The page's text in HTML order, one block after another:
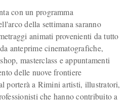
con un programma
della settimana saranno
animati provenienti da tutto
anteprime cinematografiche,
masterclass e appuntamenti
delle nuove frontiere
porterà a Rimini artisti, illustratori,
che hanno contribuito a